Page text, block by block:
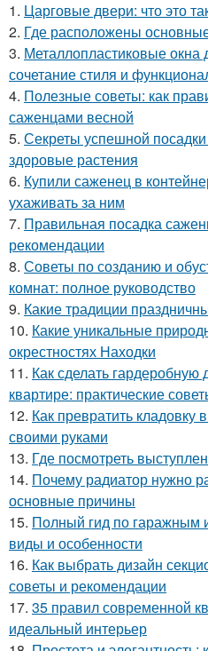
1. Царговые двери: что это
2. Где расположены
3. Металлопластиковые окна
сочетание стиля и
4. Полезные советы: как
саженцами весной
5. Секреты успешной
здоровые растения
6. Купили саженец в
ухаживать за ним
7. Правильная посадка
рекомендации
8. Советы по созданию и
комнат: полное руководство
9. Какие традиции
10. Какие уникальные
окрестностях Находки
11. Как сделать
квартире: практические
12. Как превратить кладовку
своими руками
13. Где посмотреть
14. Почему радиатор нужно
основные причины
15. Полный гид по гаражным
виды и особенности
16. Как выбрать дизайн
советы и рекомендации
17. 35 правил современной
идеальный интерьер